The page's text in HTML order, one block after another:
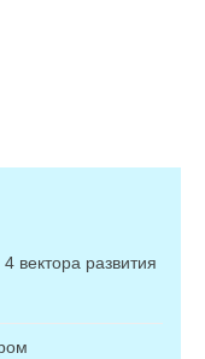
вектора развития